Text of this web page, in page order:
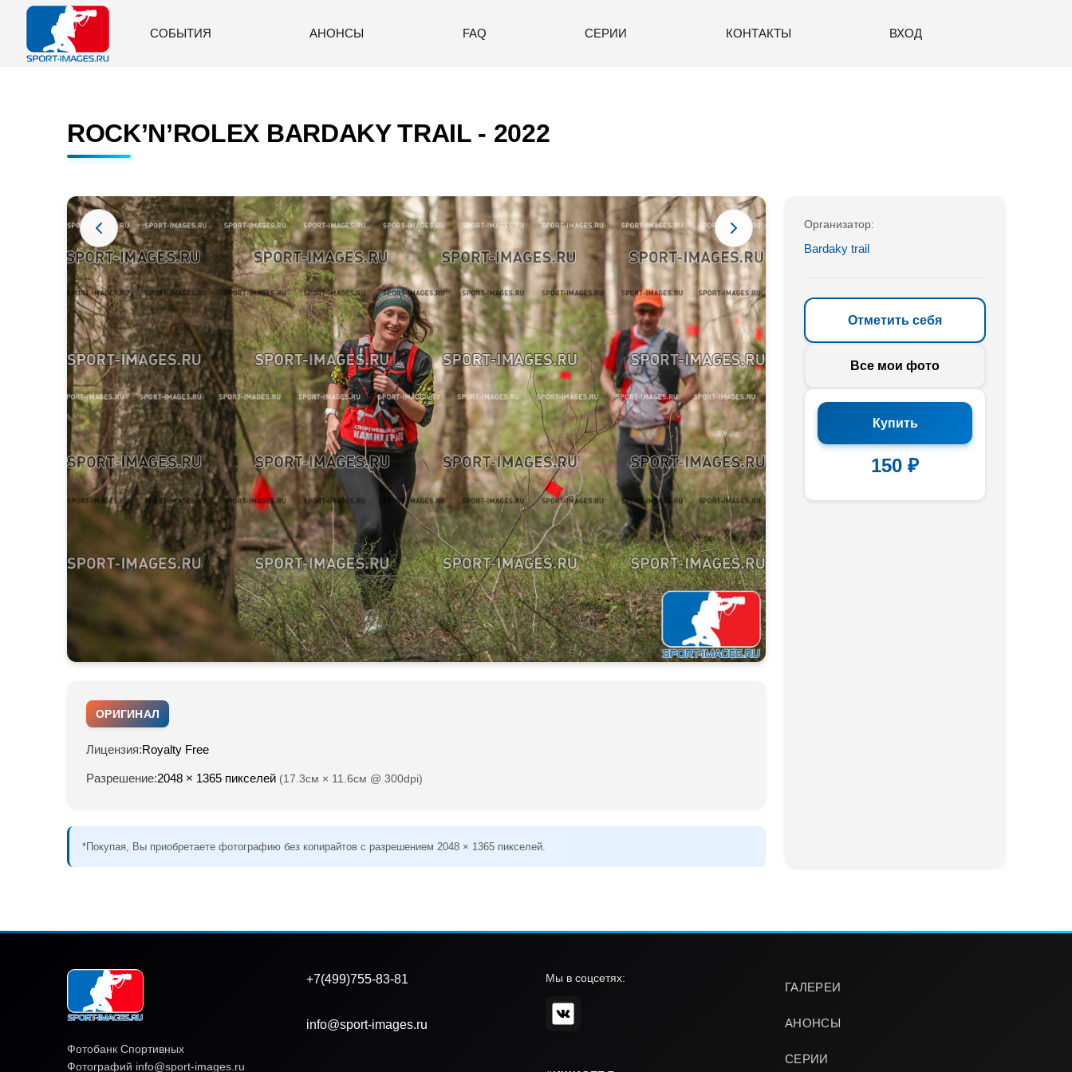
СОБЫТИЯ АНОНСЫ FAQ СЕРИИ КОНТАКТЫ ВХОД
ROCK’N’ROLEX BARDAKY TRAIL - 2022
ОРИГИНАЛ
Лицензия:Royalty Free
Разрешение:2048 × 1365 пикселей (17.3см × 11.6см @ 300dpi)
*Покупая, Вы приобретаете фотографию без копирайтов с разрешением 2048 × 1365 пикселей.
Организатор:
Bardaky trail
Отметить себя
Все мои фото
Купить
150 ₽
Фотобанк Спортивных
Фотографий info@sport-images.ru
ГАЛЕРЕИ
АНОНСЫ
СЕРИИ
+7(499)755-83-81
info@sport-images.ru
Мы в соцсетях: